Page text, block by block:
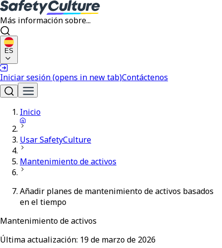
Más información sobre...
ES
Iniciar sesión(opens in new tab)Contáctenos
Inicio
Usar SafetyCulture
Mantenimiento de activos
Añadir planes de mantenimiento de activos basados
en el tiempo
Mantenimiento de activos
Última actualización: 19 de marzo de 2026